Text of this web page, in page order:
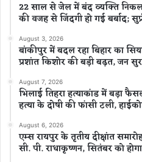
22 साल से जेल में बंद व्यक्ति
की वजह से जिंदगी हो गई बर्बाद;
August 3, 2026
बांकीपुर में बदल रहा बिहार का
प्रशांत किशोर की बड़ी बढ़त, जन
August 7, 2026
भिलाई तिहरा हत्याकांड में बड़ा
हत्या के दोषी की फांसी टली,
August 6, 2026
एम्स रायपुर के तृतीय दीक्षांत
सी. पी. राधाकृष्णन, सितंबर को